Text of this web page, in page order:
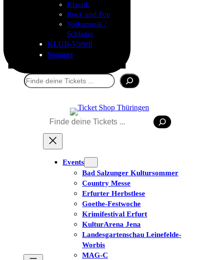
Klassik
Rock und Pop
Volksmusik /
Schlager
KLUB-Vorteil
Sommer
Suchen
Suchen
Events
Bad Salzunger Kultursommer
Country Messe
Erfurter Herbstlese
Goethe-Festwoche
Krimifestival Erfurt
KulturArena Jena
Landesgartenschau Leinefelde-
Worbis
MAG-C